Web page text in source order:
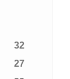
32
27